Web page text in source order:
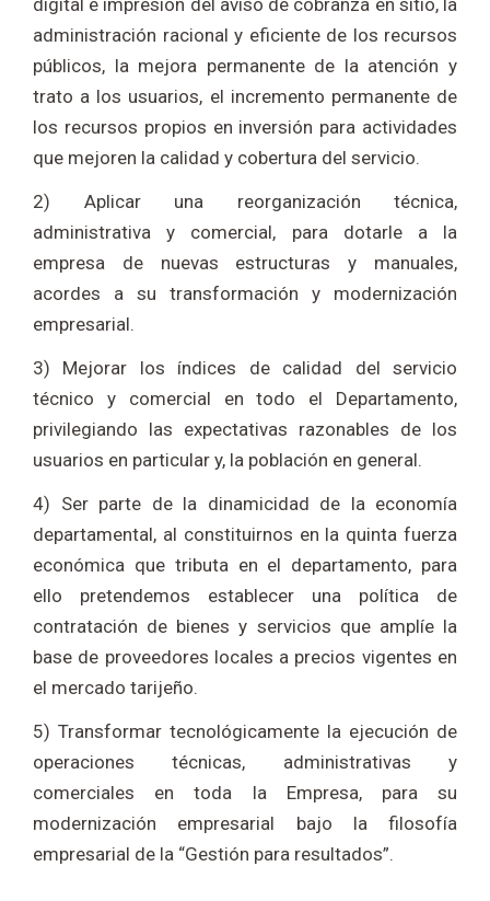
digital e impresión del aviso de cobranza en sitio, la
administración racional y eficiente de los recursos
públicos, la mejora permanente de la atención y
trato a los usuarios, el incremento permanente de
los recursos propios en inversión para actividades
que mejoren la calidad y cobertura del servicio.
2) Aplicar una reorganización técnica,
administrativa y comercial, para dotarle a la
empresa de nuevas estructuras y manuales,
acordes a su transformación y modernización
empresarial.
3) Mejorar los índices de calidad del servicio
técnico y comercial en todo el Departamento,
privilegiando las expectativas razonables de los
usuarios en particular y, la población en general.
4) Ser parte de la dinamicidad de la economía
departamental, al constituirnos en la quinta fuerza
económica que tributa en el departamento, para
ello pretendemos establecer una política de
contratación de bienes y servicios que amplíe la
base de proveedores locales a precios vigentes en
el mercado tarijeño.
5) Transformar tecnológicamente la ejecución de
operaciones técnicas, administrativas y
comerciales en toda la Empresa, para su
modernización empresarial bajo la filosofía
empresarial de la “Gestión para resultados”.